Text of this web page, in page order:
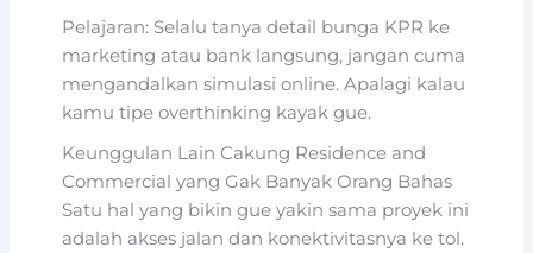
Pelajaran: Selalu tanya detail bunga KPR ke
marketing atau bank langsung, jangan cuma
mengandalkan simulasi online. Apalagi kalau
kamu tipe overthinking kayak gue.
Keunggulan Lain Cakung Residence and
Commercial yang Gak Banyak Orang Bahas
Satu hal yang bikin gue yakin sama proyek ini
adalah akses jalan dan konektivitasnya ke tol.